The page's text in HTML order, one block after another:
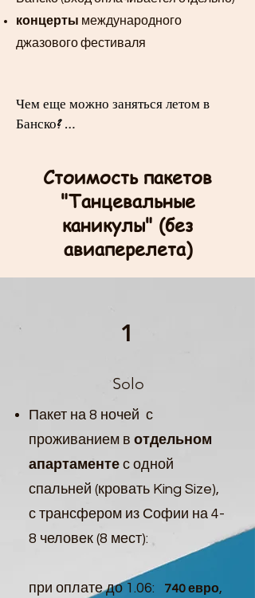
концерты международного
джазового фестиваля
Чем еще можно заняться летом в
Банско?
водой в г.Баня (15 минут на
бесплатном шаттле)
- присоединиться к экскурсии по
центру старинного Банско с гидом
- посетить Медвежий парк:
(стоимость по запросу)
Стоимость пакетов
"Танцевальные
каникулы" (без
авиаперелета)
1
Solo
Пакет на 8 ночей с
проживанием в отдельном
апартаменте с одной
спальней (кровать King Size),
с трансфером из Софии на 4-
8 человек (8 мест):
при оплате до 1.06: 740 евро,